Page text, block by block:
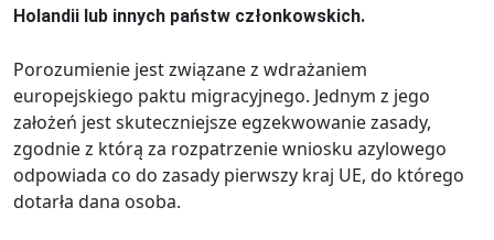
Holandii lub innych państw członkowskich.
Porozumienie jest związane z wdrażaniem
europejskiego paktu migracyjnego. Jednym z jego
założeń jest skuteczniejsze egzekwowanie zasady,
zgodnie z którą za rozpatrzenie wniosku azylowego
odpowiada co do zasady pierwszy kraj UE, do którego
dotarła dana osoba.